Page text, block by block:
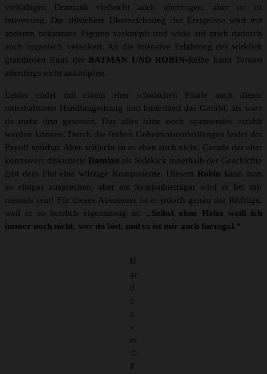
vielfältigen Dramatik vielleicht auch überzogen, aber sie ist
interessant. Die stilsichere Überzeichnung der Ereignisse wird mit
anderen bekannten Figuren verknüpft und wirkt auf mich dadurch
auch organisch verankert. An die intensive Erfahrung des wirklich
grandiosen Runs der BATMAN UND ROBIN-Reihe kann Tomasi
allerdings nicht anknüpfen.
Leider endet mit einem eher schwachen Finale auch dieser
unterhaltsame Handlungsstrang und hinterlässt das Gefühl, als wäre
da mehr drin gewesen. Das alles hätte noch spannender erzählt
werden können. Durch die frühen Geheimnisenthüllungen leidet der
Payoff spürbar. Aber schlecht ist es eben auch nicht. Gerade der eher
kontrovers diskutierte Damian als Sidekick innerhalb der Geschichte
gibt dem Plot eine würzige Komponente. Diesem Robin kann man
so einiges zusprechen, aber ein Sympathieträger wird er bei mir
niemals sein! Für dieses Abenteuer ist er jedoch genau der Richtige,
weil er so herrlich eigensinnig ist. „Selbst ohne Helm weiß ich
immer noch nicht, wer du bist, und es ist mir auch furzegal.“
H
ar
d
c
o
v
er
©
P